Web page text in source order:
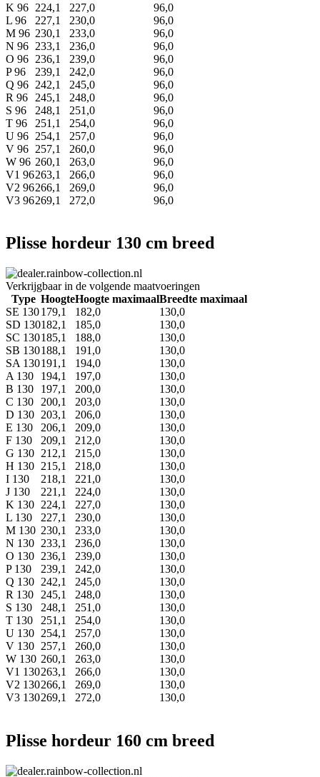
K 96 224,1 227,0
96,0
L 96
227,1 230,0
96,0
M 96 230,1 233,0
96,0
N 96 233,1 236,0
96,0
O 96 236,1 239,0
96,0
P 96
239,1 242,0
96,0
Q 96 242,1 245,0
96,0
R 96
245,1 248,0
96,0
S 96
248,1 251,0
96,0
T 96
251,1 254,0
96,0
U 96 254,1 257,0
96,0
V 96 257,1 260,0
96,0
W 96 260,1 263,0
96,0
V1 96263,1 266,0
96,0
V2 96266,1 269,0
96,0
V3 96269,1 272,0 96,0
Plisse hordeur 130 cm breed
Verkrijgbaar in de volgende maatvoeringen
Type HoogteHoogte maximaalBreedte maximaal
SE 130179,1 182,0
130,0
SD 130182,1 185,0
130,0
SC 130185,1 188,0
130,0
SB 130188,1 191,0
130,0
SA 130191,1 194,0
130,0
A 130
194,1 197,0
130,0
B 130
197,1 200,0
130,0
C 130
200,1 203,0
130,0
D 130 203,1 206,0
130,0
E 130
206,1 209,0
130,0
F 130
209,1 212,0
130,0
G 130 212,1 215,0
130,0
H 130 215,1 218,0
130,0
I 130
218,1 221,0
130,0
J 130
221,1 224,0
130,0
K 130 224,1 227,0
130,0
L 130
227,1 230,0
130,0
M 130 230,1 233,0
130,0
N 130 233,1 236,0
130,0
O 130 236,1 239,0
130,0
P 130
239,1 242,0
130,0
Q 130 242,1 245,0
130,0
R 130
245,1 248,0
130,0
S 130
248,1 251,0
130,0
T 130
251,1 254,0
130,0
U 130 254,1 257,0
130,0
V 130 257,1 260,0
130,0
W 130 260,1 263,0
130,0
V1 130263,1 266,0
130,0
V2 130266,1 269,0
130,0
V3 130269,1 272,0 130,0
Plisse hordeur 160 cm breed